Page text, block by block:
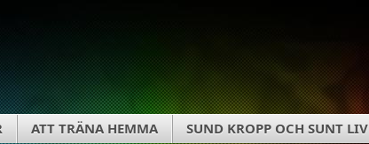
ATT TRÄNA HEMMA SUND KROPP OCH SUNT LIV